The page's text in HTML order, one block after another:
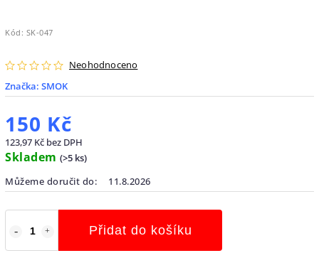
Kód: SK-047
Neohodnoceno
Značka: SMOK
150 Kč
123,97 Kč bez DPH
Skladem (>5 ks)
Můžeme doručit do:
11.8.2026
Přidat do košíku